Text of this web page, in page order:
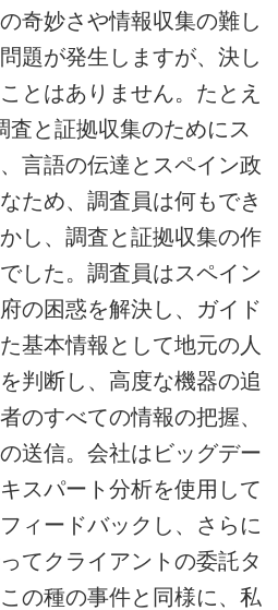
奇妙さや情報収集の難し
題が発生しますが、決し
とはありません。 たとえ
査と証拠収集のためにス
言語の伝達とスペイン政
ため、調査員は何もでき
し、調査と証拠収集の作
した。調査員はスペイン
の困惑を解決し、ガイド
基本情報として地元の人
判断し、高度な機器の追
のすべての情報の把握、
送信。会社はビッグデー
スパート分析を使用して
ィードバックし、さらに
てクライアントの委託タ
この種の事件と同様に、私